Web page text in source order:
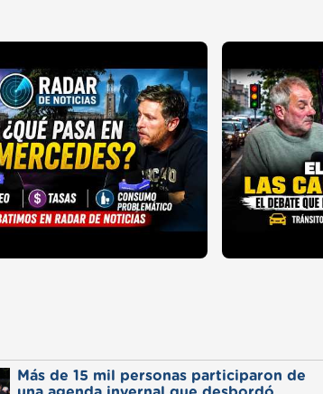
Más de 15 mil personas participaron de